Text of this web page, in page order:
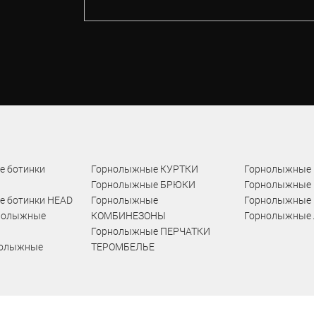
ботинки
HEAD
Горнолыжные КУРТКИ
Горнолыжные БРЮКИ
Горнолыжные
КОМБИНЕЗОНЫ
Горнолыжные ПЕРЧАТКИ
ТЕРОМБЕЛЬЕ